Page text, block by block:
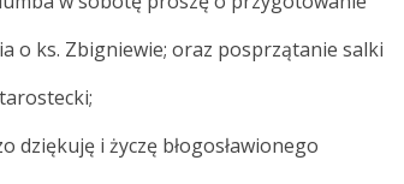
o ks. Zbigniewie; oraz posprzątanie salki
dziękuję i życzę błogosławionego